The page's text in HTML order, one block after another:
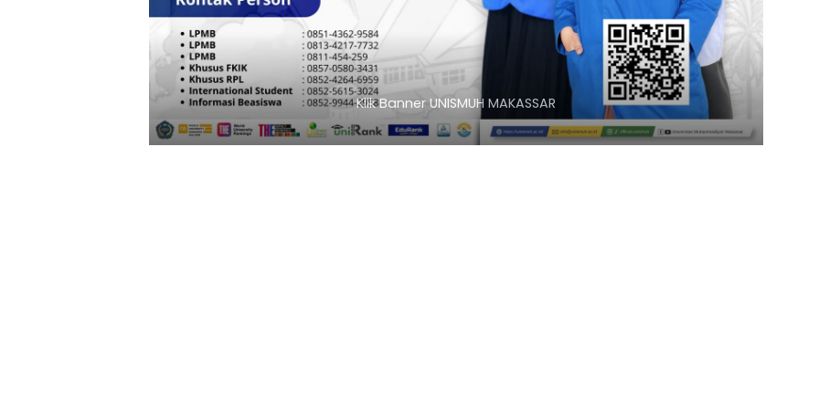
Klik Banner UNISMUH MAKASSAR